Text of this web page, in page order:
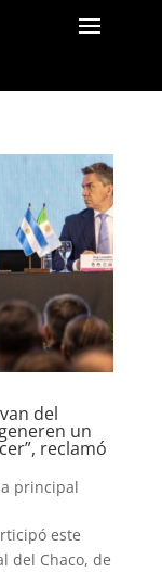
del
un
reclamó
principal
este
del Chaco, de